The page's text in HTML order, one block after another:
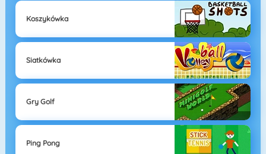
Koszykówka
Siatkówka
Gry Golf
Ping Pong